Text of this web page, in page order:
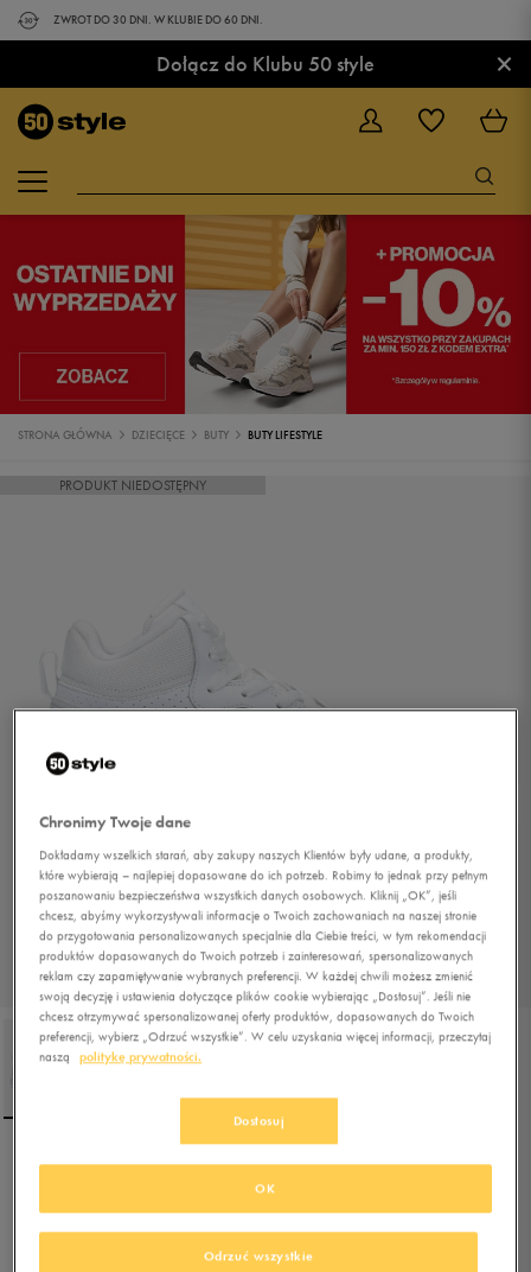
ZWROT DO 30 DNI. W KLUBIE DO 60 DNI.
Dołącz do Klubu 50 style ×
STRONA GŁÓWNA DZIECIĘCE BUTY BUTY LIFESTYLE
PRODUKT NIEDOSTĘPNY
NIKE COURT BOROUGH
Chronimy Twoje dane
Dokładamy wszelkich starań, aby zakupy naszych Klientów były udane, a produkty,
które wybierają – najlepiej dopasowane do ich potrzeb. Robimy to jednak przy pełnym
poszanowaniu bezpieczeństwa wszystkich danych osobowych. Kliknij „OK”, jeśli
chcesz, abyśmy wykorzystywali informacje o Twoich zachowaniach na naszej stronie
do przygotowania personalizowanych specjalnie dla Ciebie treści, w tym rekomendacji
produktów dopasowanych do Twoich potrzeb i zainteresowań, spersonalizowanych
reklam czy zapamiętywanie wybranych preferencji. W każdej chwili możesz zmienić
swoją decyzję i ustawienia dotyczące plików cookie wybierając „Dostosuj”. Jeśli nie
chcesz otrzymywać spersonalizowanej oferty produktów, dopasowanych do Twoich
preferencji, wybierz „Odrzuć wszystkie”. W celu uzyskania więcej informacji, przeczytaj
naszą
politykę prywatności.
Dostosuj
Odrzuć wszystkie
OK